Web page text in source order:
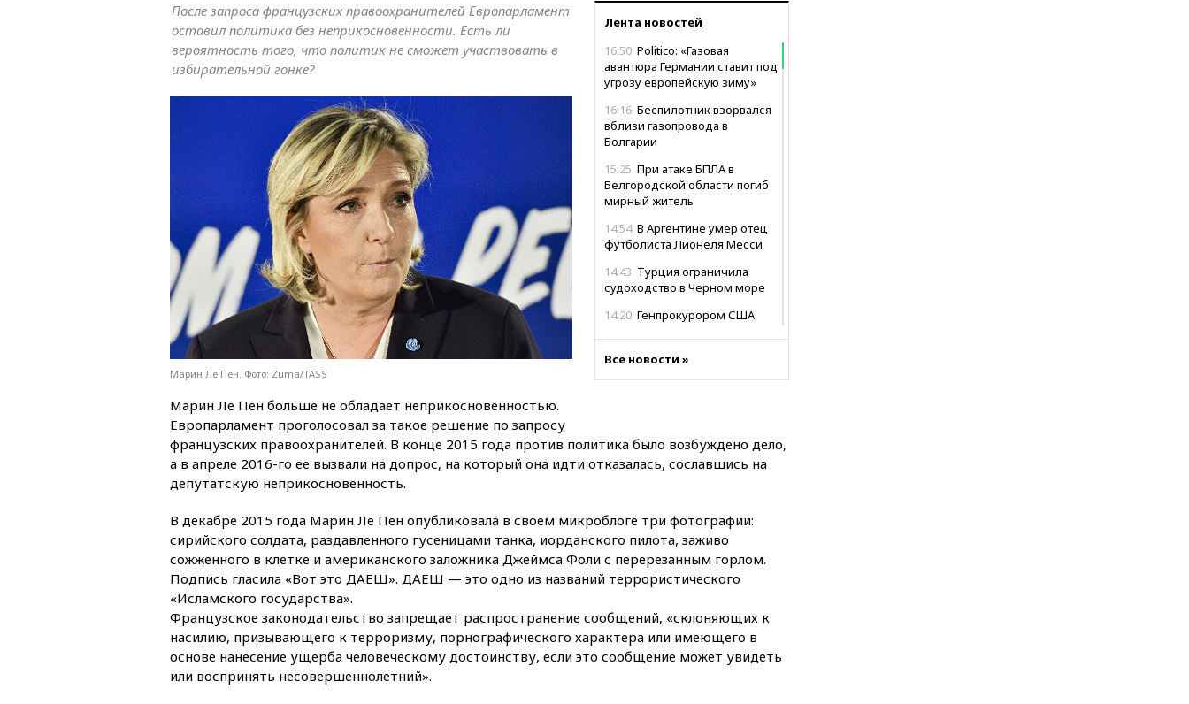
Лента новостей
16:50 Politico: «Газовая
авантюра Германии ставит под
угрозу европейскую зиму»
16:16 Беспилотник взорвался
вблизи газопровода в
Болгарии
15:25 При атаке БПЛА в
Белгородской области погиб
мирный житель
14:54 В Аргентине умер отец
футболиста Лионеля Месси
14:43 Турция ограничила
судоходство в Черном море
14:20 Генпрокурором США
13:37 Пляжи Геленджика
12:27Возгорание на Ильском
11:47Суд оставил под
арестом Rolls-Royce блогера
11:07При столкновении
погибли два человека
10:27Движение по трассе
«Новороссия» восстановлено
Все новости »
После запроса французских правоохранителей Европарламент
оставил политика без неприкосновенности. Есть ли
вероятность того, что политик не сможет участвовать в
избирательной гонке?
Марин Ле Пен. Фото: Zuma/TASS
Марин Ле Пен больше не обладает неприкосновенностью.
Европарламент проголосовал за такое решение по запросу
французских правоохранителей. В конце 2015 года против политика было возбуждено дело,
а в апреле 2016-го ее вызвали на допрос, на который она идти отказалась, сославшись на
депутатскую неприкосновенность.
В декабре 2015 года Марин Ле Пен опубликовала в своем микроблоге три фотографии:
сирийского солдата, раздавленного гусеницами танка, иорданского пилота, заживо
сожженного в клетке и американского заложника Джеймса Фоли с перерезанным горлом.
Подпись гласила «Вот это ДАЕШ». ДАЕШ — это одно из названий террористического
«Исламского государства».
Французское законодательство запрещает распространение сообщений, «склоняющих к
насилию, призывающего к терроризму, порнографического характера или имеющего в
основе нанесение ущерба человеческому достоинству, если это сообщение может увидеть
или воспринять несовершеннолетний».